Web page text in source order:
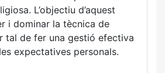
L’objectiu d’aquest
i dominar la tècnica de
tal de fer una gestió efectiva
expectatives personals.